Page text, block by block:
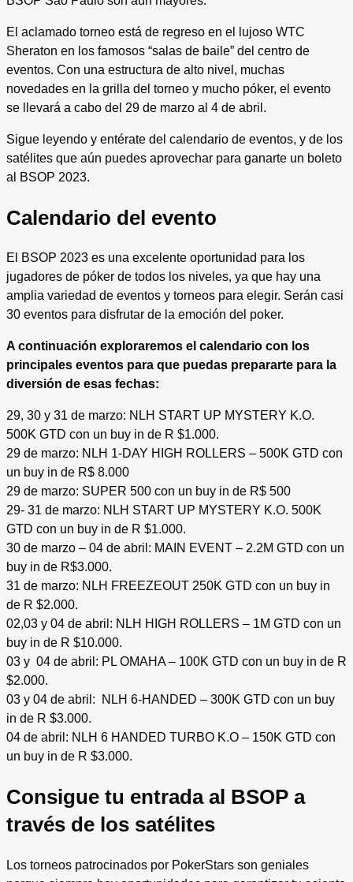
El aclamado torneo está de regreso en el lujoso WTC
Sheraton en los famosos “salas de baile” del centro de
eventos. Con una estructura de alto nivel, muchas
novedades en la grilla del torneo y mucho póker, el evento
se llevará a cabo del 29 de marzo al 4 de abril.
Sigue leyendo y entérate del calendario de eventos, y de los
satélites que aún puedes aprovechar para ganarte un boleto
al BSOP 2023.
Calendario del evento
El BSOP 2023 es una excelente oportunidad para los
jugadores de póker de todos los niveles, ya que hay una
amplia variedad de eventos y torneos para elegir. Serán casi
30 eventos para disfrutar de la emoción del poker.
A continuación exploraremos el calendario con los
principales eventos para que puedas prepararte para la
diversión de esas fechas:
29, 30 y 31 de marzo: NLH START UP MYSTERY K.O.
500K GTD con un buy in de R $1.000.
29 de marzo: NLH 1-DAY HIGH ROLLERS – 500K GTD con
un buy in de R$ 8.000
29 de marzo: SUPER 500 con un buy in de R$ 500
29- 31 de marzo: NLH START UP MYSTERY K.O. 500K
GTD con un buy in de R $1.000.
30 de marzo – 04 de abril: MAIN EVENT – 2.2M GTD con un
buy in de R$3.000.
31 de marzo: NLH FREEZEOUT 250K GTD con un buy in
de R $2.000.
02,03 y 04 de abril: NLH HIGH ROLLERS – 1M GTD con un
buy in de R $10.000.
03 y 04 de abril: PL OMAHA – 100K GTD con un buy in de R
$2.000.
03 y 04 de abril: NLH 6-HANDED – 300K GTD con un buy
in de R $3.000.
04 de abril: NLH 6 HANDED TURBO K.O – 150K GTD con
un buy in de R $3.000.
Consigue tu entrada al BSOP a
través de los satélites
Los torneos patrocinados por PokerStars son geniales